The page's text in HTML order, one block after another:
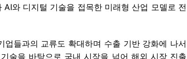
와 디지털 기술을 접목한 미래형 산업 모델로 전
들과의 교류도 확대하며 수출 기반 강화에 나서
술을 바탕으로 국내 시장을 넘어 해외 시장 진출